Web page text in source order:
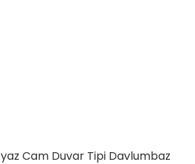
Cam Duvar Tipi Davlumbaz